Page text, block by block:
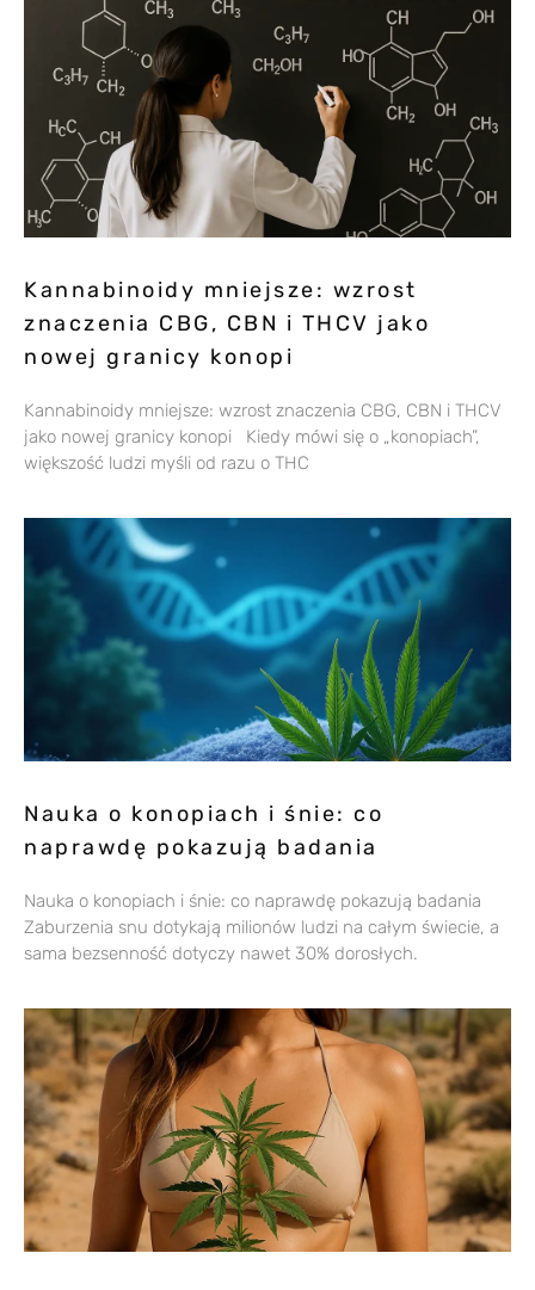
Kannabinoidy mniejsze: wzrost
znaczenia CBG, CBN i THCV jako
nowej granicy konopi
Kannabinoidy mniejsze: wzrost znaczenia CBG, CBN i THCV
jako nowej granicy konopi Kiedy mówi się o „konopiach”,
większość ludzi myśli od razu o THC
Nauka o konopiach i śnie: co
naprawdę pokazują badania
Nauka o konopiach i śnie: co naprawdę pokazują badania
Zaburzenia snu dotykają milionów ludzi na całym świecie, a
sama bezsenność dotyczy nawet 30% dorosłych.